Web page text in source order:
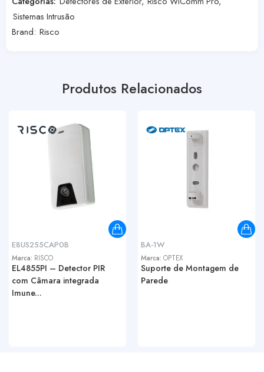
Sistemas Intrusão
Brand: Risco
Produtos Relacionados
E8US255CAP0B
Marca: RISCO
EL4855PI – Detector PIR
com Câmara integrada
Imune...
BA-1W
Marca: OPTEX
Suporte de Montagem de
Parede